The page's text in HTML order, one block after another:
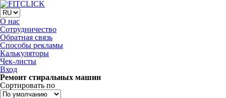
О нас
Сотрудничество
Обратная связь
Способы рекламы
Калькуляторы
Чек-листы
Вход
Ремонт стиральных машин
Сортировать по